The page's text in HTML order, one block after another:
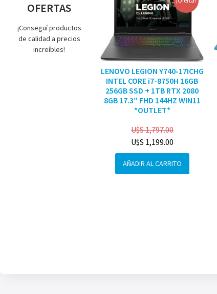
OFERTAS
¡Conseguí productos
de calidad a precios
increíbles!
LENOVO LEGION Y740-17ICHG
INTEL CORE i7-8750H 16GB
256GB SSD + 1TB RTX 2080
8GB 17.3″ FHD 144HZ WIN11
*OUTLET*
U$S1,797.00
U$S 1,199.00
AÑADIR AL CARRITO